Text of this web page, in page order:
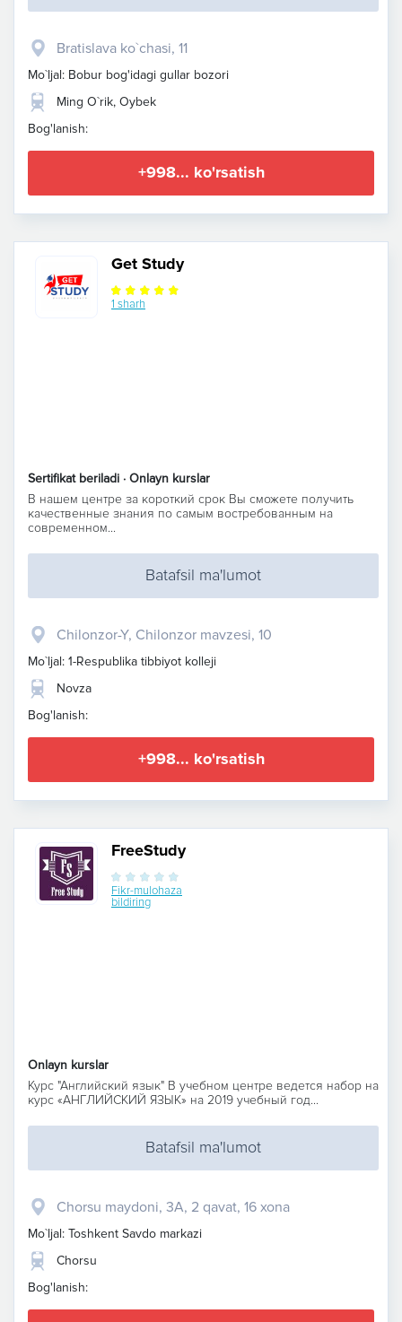
Bratislava ko`chasi, 11
Mo`ljal: Bobur bog'idagi gullar bozori
Ming O`rik, Oybek
Bog'lanish:
+998... ko'rsatish
Get Study
1 sharh
Sertifikat beriladi · Onlayn kurslar
В нашем центре за короткий срок Вы сможете получить
качественные знания по самым востребованным на
современном...
Batafsil ma'lumot
Chilonzor-Y, Chilonzor mavzesi, 10
Mo`ljal: 1-Respublika tibbiyot kolleji
Novza
Bog'lanish:
+998... ko'rsatish
FreeStudy
Fikr-mulohaza
bildiring
Onlayn kurslar
Курс "Английский язык" В учебном центре ведется набор на
курс «АНГЛИЙСКИЙ ЯЗЫК» на 2019 учебный год...
Batafsil ma'lumot
Chorsu maydoni, 3A, 2 qavat, 16 xona
Mo`ljal: Toshkent Savdo markazi
Chorsu
Bog'lanish: